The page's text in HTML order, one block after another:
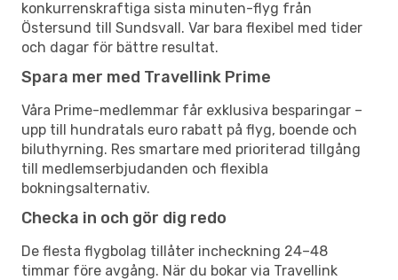
konkurrenskraftiga sista minuten-flyg från
Östersund till Sundsvall. Var bara flexibel med tider
och dagar för bättre resultat.
Spara mer med Travellink Prime
Våra Prime-medlemmar får exklusiva besparingar –
upp till hundratals euro rabatt på flyg, boende och
biluthyrning. Res smartare med prioriterad tillgång
till medlemserbjudanden och flexibla
bokningsalternativ.
Checka in och gör dig redo
De flesta flygbolag tillåter incheckning 24–48
timmar före avgång. När du bokar via Travellink